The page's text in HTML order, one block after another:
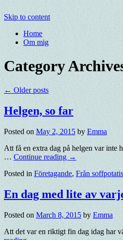
Skip to content
Home
Om mig
Category
←Older posts
Helgen, so far
Posted on May 2, 2015 by Emma
Att få en extra dag på helgen var inte
…Continue reading→
Posted in Företagande,Från
En dag med lite av
Posted on March 8, 2015 by Emma
Att det var en riktigt fin dag idag har